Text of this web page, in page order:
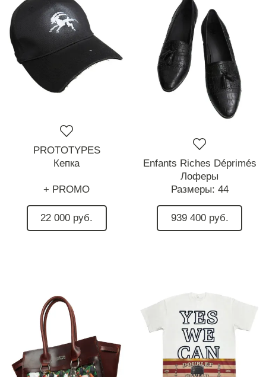
PROTOTYPES
Кепка
+ PROMO
22 000 руб.
Enfants Riches Déprimés
Лоферы
Размеры: 44
939 400 руб.